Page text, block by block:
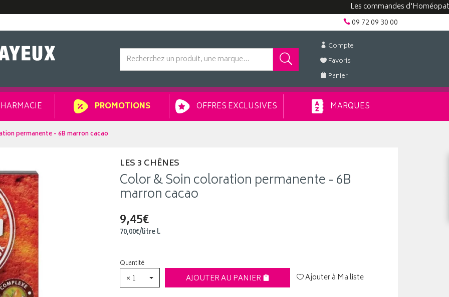
Les commandes d'Homéopathie
09 72 09 30 00
Compte
Favoris
Panier
PROMOTIONS OFFRES EXCLUSIVES MARQUES
permanente - 6B marron cacao
LES 3 CHÊNES
Color & Soin coloration permanente - 6B
marron cacao
9,45€
70,00€/litrel.
Quantité
× 1 AJOUTER AU PANIER Ajouter à Ma liste